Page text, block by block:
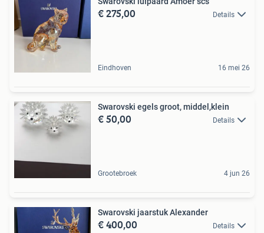
€ 275,00 Details
Eindhoven 16 mei 26
Swarovski egels groot, middel,klein
€ 50,00 Details
Grootebroek 4 jun 26
Swarovski jaarstuk Alexander
€ 400,00 Details